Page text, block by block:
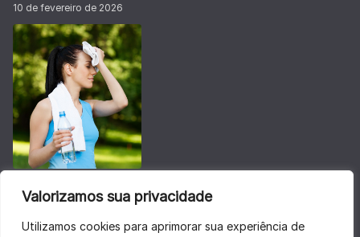
Valorizamos sua privacidade
Utilizamos cookies para aprimorar sua experiência de
10 de fevereiro de 2026
Não deixe sua energia baixar no calorão do